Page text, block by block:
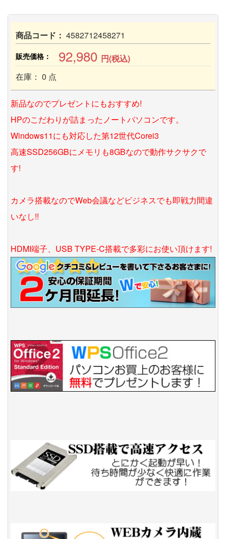
商品コード： 4582712458271
販売価格： 92,980 円(税込)
在庫： 0 点
新品なのでプレゼントにもおすすめ!
HPのこだわりが詰まったノートパソコンです。
Windows11にも対応した第12世代Corei3
高速SSD256GBにメモリも8GBなので動作サクサクで
す!
カメラ搭載なのでWeb会議などビジネスでも即戦力間違
いなし!!
HDMI端子、USB TYPE-C搭載で多彩にお使い頂けます!